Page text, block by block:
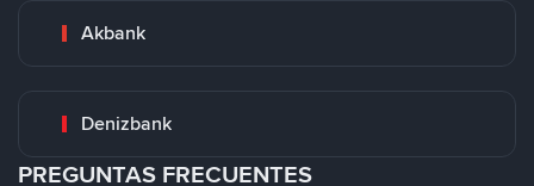
Akbank
Denizbank
PREGUNTAS FRECUENTES